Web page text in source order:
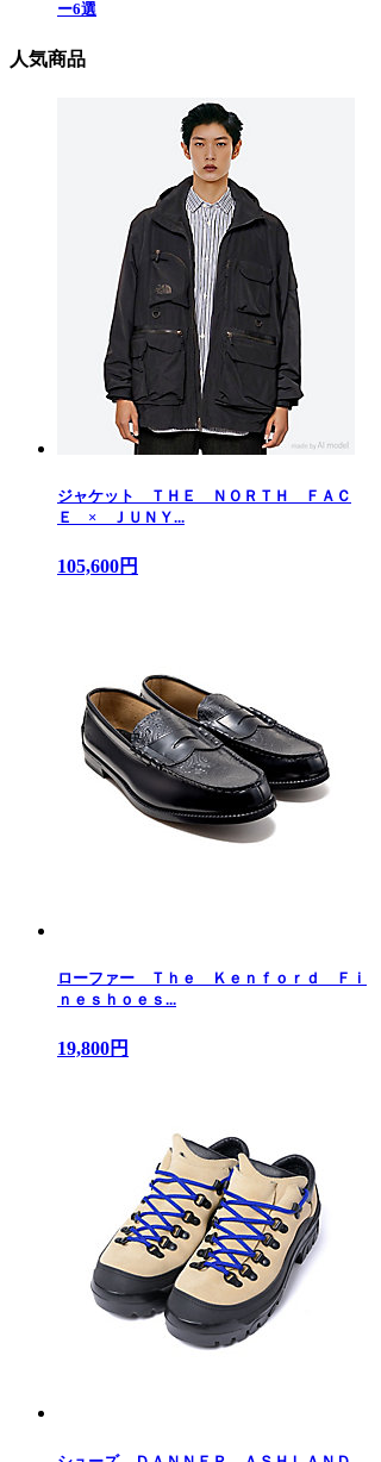
ー6選
人気商品
ジャケット ＴＨＥ ＮＯＲＴＨ ＦＡＣ
Ｅ × ＪＵＮＹ...
105,600円
ローファー Ｔｈｅ Ｋｅｎｆｏｒｄ Ｆｉ
ｎｅｓｈｏｅｓ...
19,800円